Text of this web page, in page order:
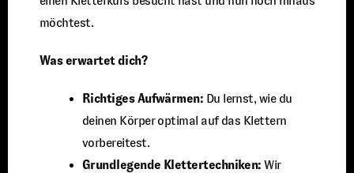
möchtest.
Was erwartet dich?
Richtiges Aufwärmen: Du lernst, wie du
deinen Körper optimal auf das Klettern
vorbereitest.
Grundlegende Klettertechniken: Wir